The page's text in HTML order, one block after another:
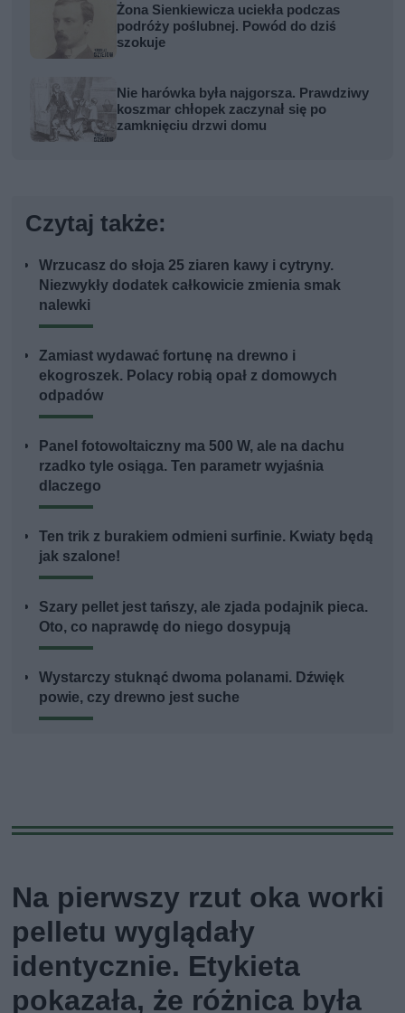
Żona Sienkiewicza uciekła podczas
podróży poślubnej. Powód do dziś
szokuje
Nie harówka była najgorsza. Prawdziwy
koszmar chłopek zaczynał się po
zamknięciu drzwi domu
Czytaj także:
Wrzucasz do słoja 25 ziaren kawy i cytryny.
Niezwykły dodatek całkowicie zmienia smak
nalewki
Zamiast wydawać fortunę na drewno i
ekogroszek. Polacy robią opał z domowych
odpadów
Panel fotowoltaiczny ma 500 W, ale na dachu
rzadko tyle osiąga. Ten parametr wyjaśnia
dlaczego
Ten trik z burakiem odmieni surfinie. Kwiaty będą
jak szalone!
Szary pellet jest tańszy, ale zjada podajnik pieca.
Oto, co naprawdę do niego dosypują
Wystarczy stuknąć dwoma polanami. Dźwięk
powie, czy drewno jest suche
Na pierwszy rzut oka worki
pelletu wyglądały
identycznie. Etykieta
pokazała, że różnica była